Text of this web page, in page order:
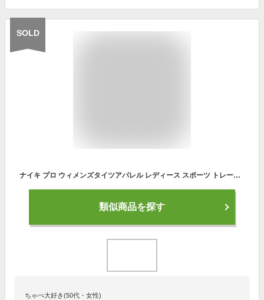
SOLD
ナイキ プロ ウィメンズタイツアパレル レディース スポーツ トレーニング フィットネス ヨガ ピラティス ジム タイツ レギンス サステナブル teamsports mtm mtm
類似商品を探す
ちゃぺ大好き(50代・女性)